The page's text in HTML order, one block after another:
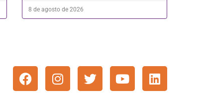
8 de agosto de 2026